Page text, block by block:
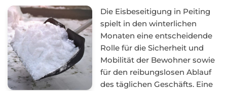
Die Eisbeseitigung in Peiting
spielt in den winterlichen
Monaten eine entscheidende
Rolle für die Sicherheit und
Mobilität der Bewohner sowie
für den reibungslosen Ablauf
des täglichen Geschäfts. Eine